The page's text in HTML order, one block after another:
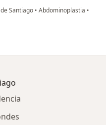
Santiago • Abdominoplastia •